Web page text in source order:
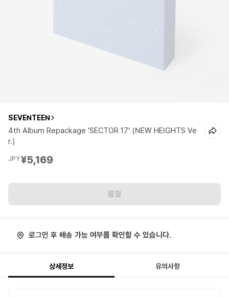
SEVENTEEN
4th Album Repackage 'SECTOR 17’ (NEW HEIGHTS Ve
r.)
JPY¥5,169
품절
로그인 후 배송 가능 여부를 확인할 수 있습니다.
상세정보 유의사항